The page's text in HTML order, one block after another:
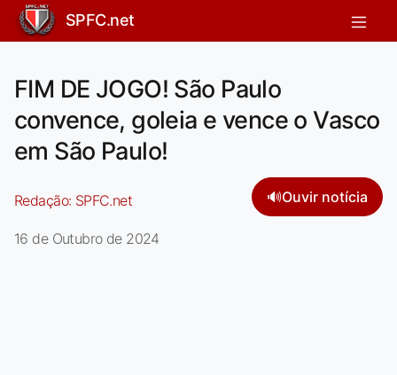
SPFC.net
FIM DE JOGO! São Paulo
convence, goleia e vence o Vasco
em São Paulo!
Redação: SPFC.net 🔊Ouvir notícia
16 de Outubro de 2024